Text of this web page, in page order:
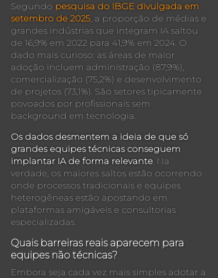
Segundo pesquisa do IBGE divulgada em
setembro de 2025, a proporção de médias e
grandes indústrias que integram IA saltou
de 16,9% em 2022 para 41,9% em 2024. O
dado mais curioso: as áreas de maior
adoção incluem administração (87,9%),
comercialização (75,2%) e desenvolvimento
de projetos (73,1%). São setores tipicamente
povoados por profissionais sem
background em tecnologia.
Os dados desmentem a ideia de que só
grandes equipes técnicas conseguem
implantar IA de forma relevante. Na
verdade, os maiores saltos estão ocorrendo
onde processos tradicionais e equipes
heterogêneas estão apostando em
plataformas amigáveis e consultorias
especializadas.
Quais barreiras reais aparecem para
equipes não técnicas?
Embora seja cada vez mais simples adotar a